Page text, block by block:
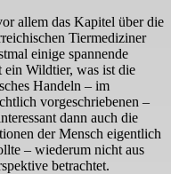
allem das Kapitel über die
Tiermediziner
einige spannende
Wildtier, was ist die
Handeln – im
vorgeschriebenen –
dann auch die
der Mensch eigentlich
– wiederum nicht aus
betrachtet.